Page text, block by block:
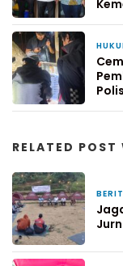
RELATED